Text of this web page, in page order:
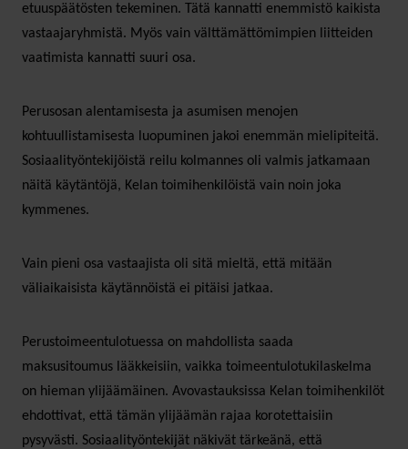
etuuspäätösten tekeminen. Tätä kannatti enemmistö kaikista
vastaajaryhmistä. Myös vain välttämättömimpien liitteiden
vaatimista kannatti suuri osa.
Perusosan alentamisesta ja asumisen menojen
kohtuullistamisesta luopuminen jakoi enemmän mielipiteitä.
Sosiaalityöntekijöistä reilu kolmannes oli valmis jatkamaan
näitä käytäntöjä, Kelan toimihenkilöistä vain noin joka
kymmenes.
Vain pieni osa vastaajista oli sitä mieltä, että mitään
väliaikaisista käytännöistä ei pitäisi jatkaa.
Perustoimeentulotuessa on mahdollista saada
maksusitoumus lääkkeisiin, vaikka toimeentulotukilaskelma
on hieman ylijäämäinen. Avovastauksissa Kelan toimihenkilöt
ehdottivat, että tämän ylijäämän rajaa korotettaisiin
pysyvästi. Sosiaalityöntekijät näkivät tärkeänä, että